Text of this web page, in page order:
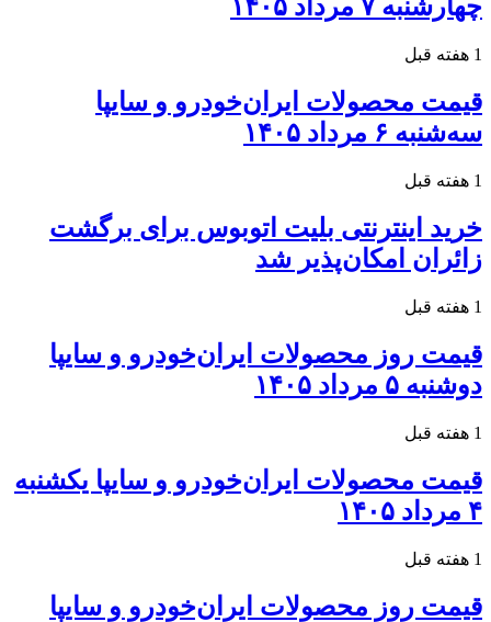
چهارشنبه ۷ مرداد ۱۴۰۵
1 هفته قبل
قیمت محصولات ایران‌خودرو و سایپا
سه‌شنبه ۶ مرداد ۱۴۰۵
1 هفته قبل
خرید اینترنتی بلیت اتوبوس برای برگشت
زائران امکان‌پذیر شد
1 هفته قبل
قیمت روز محصولات ایران‌خودرو و سایپا
دوشنبه ۵ مرداد ۱۴۰۵
1 هفته قبل
قیمت محصولات ایران‌خودرو و سایپا یکشنبه
۴ مرداد ۱۴۰۵
1 هفته قبل
قیمت روز محصولات ایران‌خودرو و سایپا